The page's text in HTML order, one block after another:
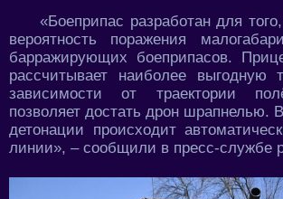
«Боеприпас разработан для
вероятность поражения
барражирующих боеприпасов.
рассчитывает наиболее выгодную
зависимости от траектории
позволяет достать дрон шрапнелью.
детонации происходит
линии», – сообщили в пресс-службе